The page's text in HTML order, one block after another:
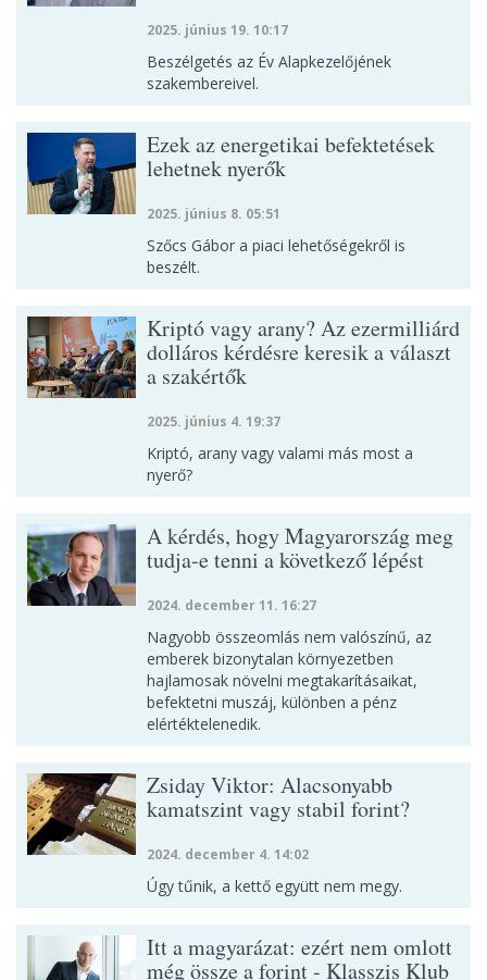
2025. június 19. 10:17
Beszélgetés az Év Alapkezelőjének
szakembereivel.
Ezek az energetikai befektetések
lehetnek nyerők
2025. június 8. 05:51
Szőcs Gábor a piaci lehetőségekről is
beszélt.
Kriptó vagy arany? Az ezermilliárd
dolláros kérdésre keresik a választ
a szakértők
2025. június 4. 19:37
Kriptó, arany vagy valami más most a
nyerő?
A kérdés, hogy Magyarország meg
tudja-e tenni a következő lépést
2024. december 11. 16:27
Nagyobb összeomlás nem valószínű, az
emberek bizonytalan környezetben
hajlamosak növelni megtakarításaikat,
befektetni muszáj, különben a pénz
elértéktelenedik.
Zsiday Viktor: Alacsonyabb
kamatszint vagy stabil forint?
2024. december 4. 14:02
Úgy tűnik, a kettő együtt nem megy.
Itt a magyarázat: ezért nem omlott
még össze a forint - Klasszis Klub